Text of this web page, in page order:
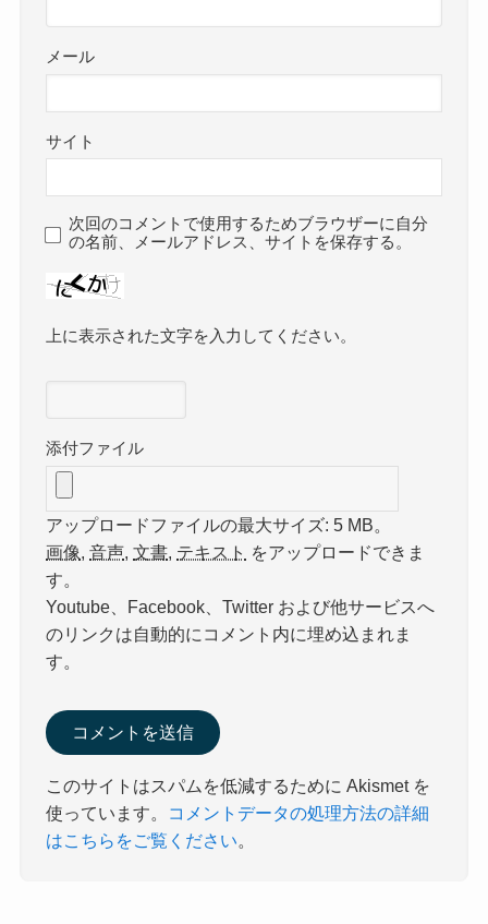
メール
サイト
次回のコメントで使用するためブラウザーに自分
の名前、メールアドレス、サイトを保存する。
上に表示された文字を入力してください。
添付ファイル
アップロードファイルの最大サイズ: 5 MB。
画像,音声,文書, テキスト をアップロードできま
す。
Youtube、Facebook、Twitter および他サービスへ
のリンクは自動的にコメント内に埋め込まれま
す。
このサイトはスパムを低減するために Akismet を
使っています。
コメントデータの処理方法の詳細
はこちらをご覧ください。